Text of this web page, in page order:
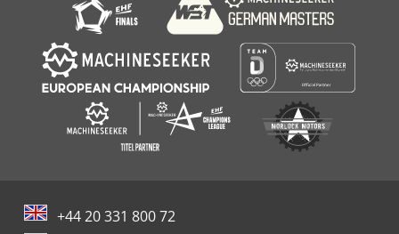
+44 20 331 800 72